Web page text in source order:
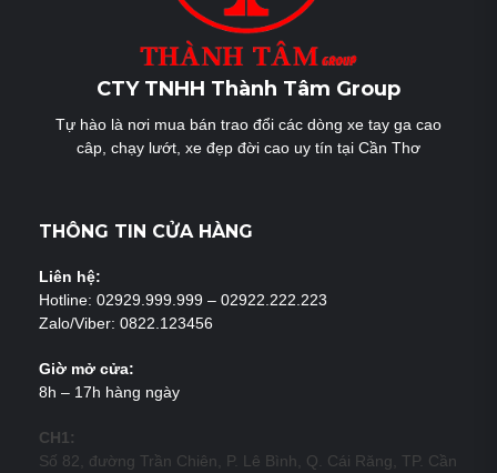
CTY TNHH Thành Tâm Group
Tự hào là nơi mua bán trao đổi các dòng xe tay ga cao
câp, chạy lướt, xe đẹp đời cao uy tín tại Cần Thơ
THÔNG TIN CỬA HÀNG
Liên hệ:
Hotline: 02929.999.999 – 02922.222.223
Zalo/Viber: 0822.123456
Giờ mở cửa:
8h – 17h hàng ngày
CH1:
Số 82, đường Trần Chiên, P. Lê Bình, Q. Cái Răng, TP. Cần